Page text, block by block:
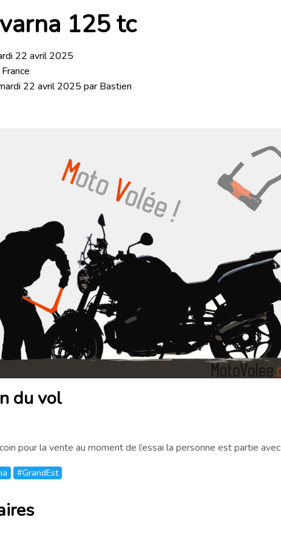
125 tc
22 avril 2025
22 avril 2025 par Bastien
du vol
pour la vente au moment de l’essai la personne est partie avec
#GrandEst